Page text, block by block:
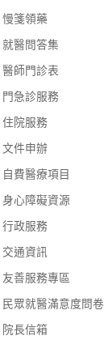
慢箋領藥
就醫問答集
醫師門診表
門急診服務
住院服務
文件申辦
自費醫療項目
身心障礙資源
行政服務
交通資訊
友善服務專區
民眾就醫滿意度問卷
院長信箱